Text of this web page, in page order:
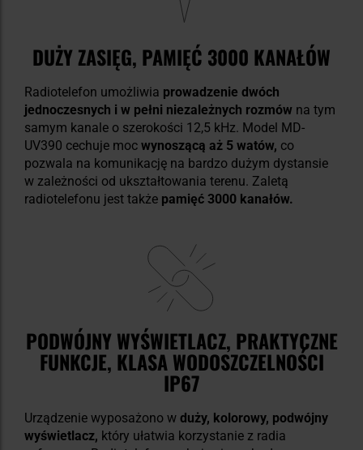
DUŻY ZASIĘG, PAMIĘĆ 3000 KANAŁÓW
Radiotelefon umożliwia prowadzenie dwóch
jednoczesnych i w pełni niezależnych rozmów na tym
samym kanale o szerokości 12,5 kHz. Model MD-
UV390 cechuje moc wynoszącą aż 5 watów, co
pozwala na komunikację na bardzo dużym dystansie
w zależności od ukształtowania terenu. Zaletą
radiotelefonu jest także pamięć 3000 kanałów.
PODWÓJNY WYŚWIETLACZ, PRAKTYCZNE
FUNKCJE, KLASA WODOSZCZELNOŚCI
IP67
Urządzenie wyposażono w duży, kolorowy, podwójny
wyświetlacz, który ułatwia korzystanie z radia